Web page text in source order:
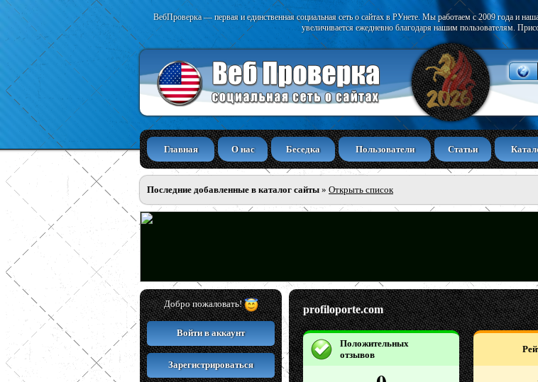
ВебПроверка — первая и единственная социальная сеть о сайтах в РУнете. Мы работаем с 2009 года и
увеличивается ежедневно благодаря нашим пользователям.
Главная О нас Беседка Пользователи Статьи
Последние добавленные в каталог сайты » Открыть список
Добро пожаловать!
Войти в аккаунт
Зарегистрироваться
profiloporte.com
Положительных
отзывов